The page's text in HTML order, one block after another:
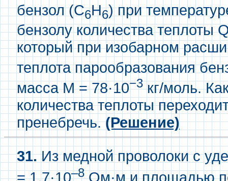
бензол (С6H6) при
бензолу количества теплоты
который при изобарном
теплота парообразования
масса M = 78·10−3кг/моль.
количества теплоты
пренебречь.(Решение)
31.Из медной проволоки с
= 1,7·10–8Ом·м и площадью